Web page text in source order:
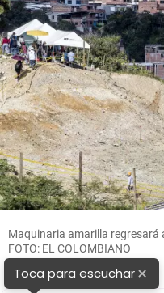
Maquinaria amarilla regresará
FOTO: EL COLOMBIANO
Toca para escuchar×